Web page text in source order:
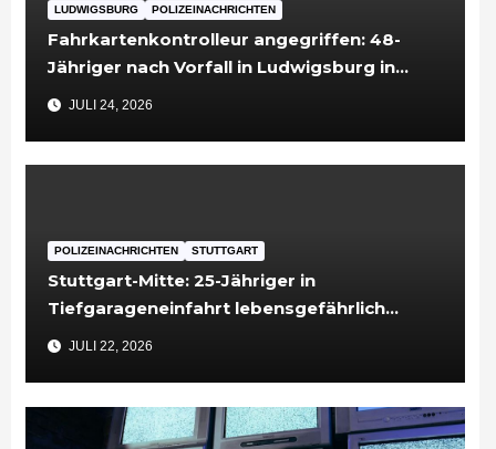
LUDWIGSBURG POLIZEINACHRICHTEN
Fahrkartenkontrolleur angegriffen: 48-
Jähriger nach Vorfall in Ludwigsburg in
Untersuchungshaft
JULI 24, 2026
POLIZEINACHRICHTEN STUTTGART
Stuttgart-Mitte: 25-Jähriger in
Tiefgarageneinfahrt lebensgefährlich
verletzt
JULI 22, 2026